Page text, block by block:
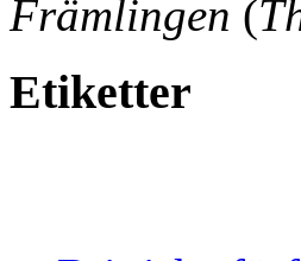
Främlingen (
Etiketter